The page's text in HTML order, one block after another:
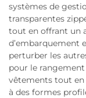
systèmes de
transparentes
tout en offrant un
d’embarquement
perturber les
pour le
vêtements tout en
à des formes